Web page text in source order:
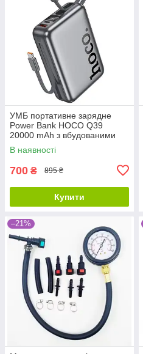
УМБ портативне зарядне
Power Bank HOCO Q39
20000 mAh з вбудованими
кабелями, сіре
В наявності
700 ₴ 895 ₴
Купити
–21%